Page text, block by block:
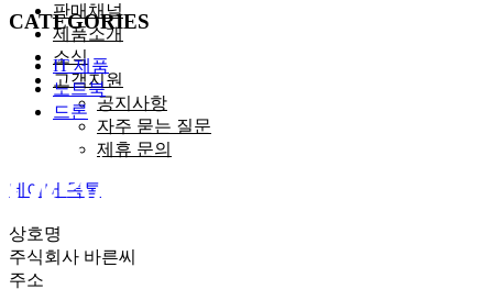
판매채널
제품소개
소식
고객지원
공지사항
자주 묻는 질문
제휴 문의
네이버 톡톡
CATEGORIES
IT 제품
노트북
드론
상호명
주식회사 바른씨
주소